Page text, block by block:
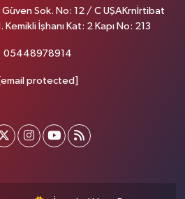
Sok. No: 12 / C UŞAKrnİrtibat
İşhanı Kat: 2 Kapı No: 213
05448978914
[email protected]